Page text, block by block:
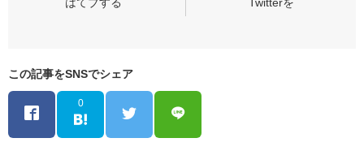
この記事をSNSでシェア
0